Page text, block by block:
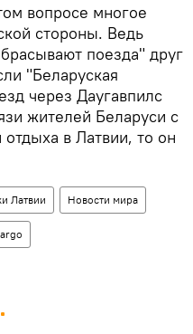
вопросе многое
стороны. Ведь
поезда" друг
"Беларуская
через Даугавпилс
жителей Беларуси с
в Латвии, то он
Латвии Новости мира